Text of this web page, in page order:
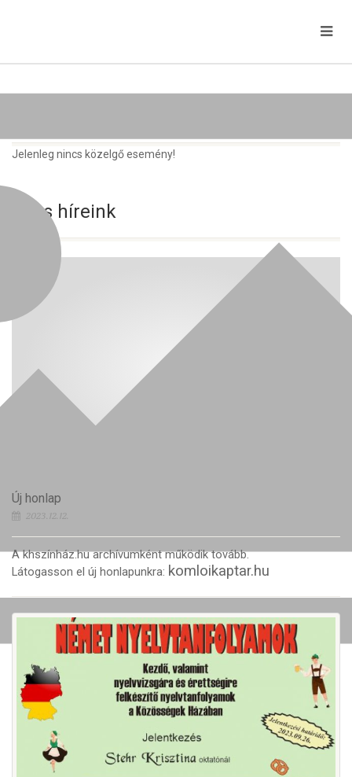
Jelenleg nincs közelgő esemény!
Friss híreink
Új honlap
2023.12.12.
A khszínház.hu archívumként működik tovább.
Látogasson el új honlapunkra: komloikaptar.hu